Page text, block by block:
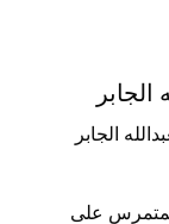
الجابر
على